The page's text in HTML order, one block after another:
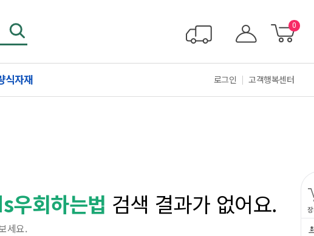
0
식자재 로그인 고객행복센터
회하는법 검색 결과가 없어요.
세요.